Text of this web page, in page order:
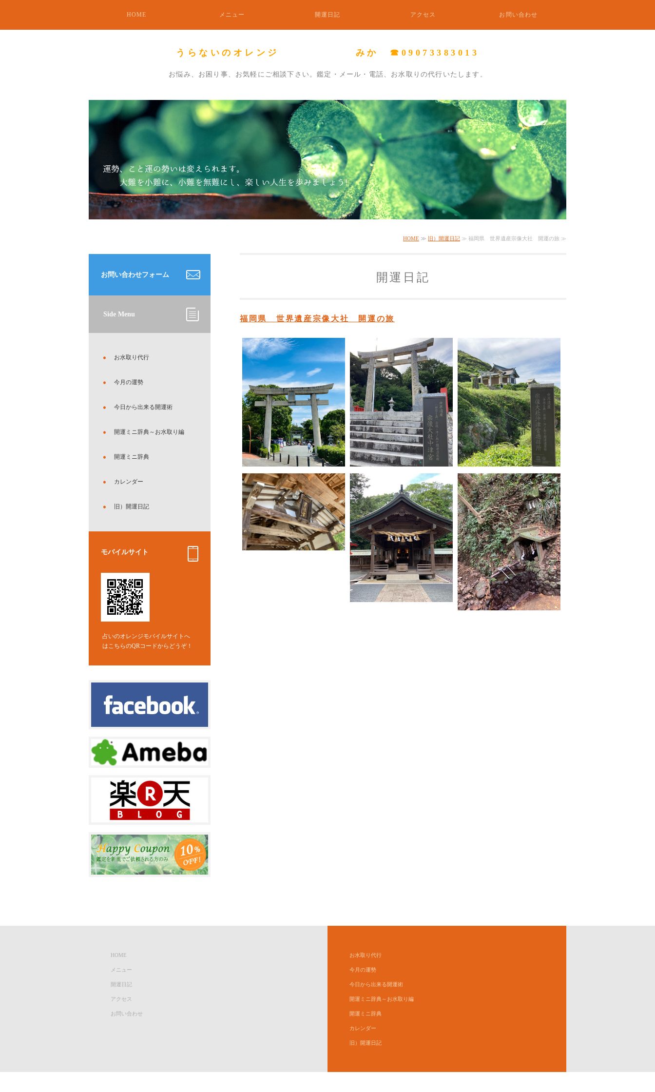
うらないのオレンジ みか ☎09073383013
お悩み、お困り事、お気軽にご相談下さい。鑑定・メール・電話、お水取りの代行いたします 。
HOME メニュー 開運日記 アクセス お問い合わせ
HOME ≫ 旧）開運日記 ≫ 福岡県 世界遺産宗像大社 開運の旅 ≫
開運日記
福岡県 世界遺産宗像大社 開運の旅
お問い合わせフォーム
Side Menu
お水取り代行
今月の運勢
今日から出来る開運術
開運ミニ辞典～お水取り編
開運ミニ辞典
カレンダー
旧）開運日記
モバイルサイト
占いのオレンジモバイルサイトへ
はこちらのQRコードからどうぞ！
HOME
メニュー
開運日記
アクセス
お問い合わせ
お水取り代行
今月の運勢
今日から出来る開運術
開運ミニ辞典～お水取り編
開運ミニ辞典
カレンダー
旧）開運日記